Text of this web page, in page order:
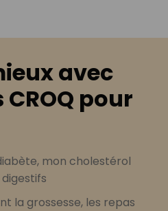
avec
pour
mon cholestérol
la grossesse, les repas